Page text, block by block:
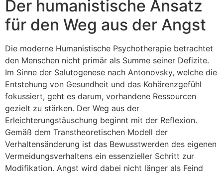
Der humanistische Ansatz
für den Weg aus der Angst
Die moderne Humanistische Psychotherapie betrachtet
den Menschen nicht primär als Summe seiner Defizite.
Im Sinne der Salutogenese nach Antonovsky, welche die
Entstehung von Gesundheit und das Kohärenzgefühl
fokussiert, geht es darum, vorhandene Ressourcen
gezielt zu stärken. Der Weg aus der
Erleichterungstäuschung beginnt mit der Reflexion.
Gemäß dem Transtheoretischen Modell der
Verhaltensänderung ist das Bewusstwerden des eigenen
Vermeidungsverhaltens ein essenzieller Schritt zur
Modifikation. Angst wird dabei nicht länger als Feind